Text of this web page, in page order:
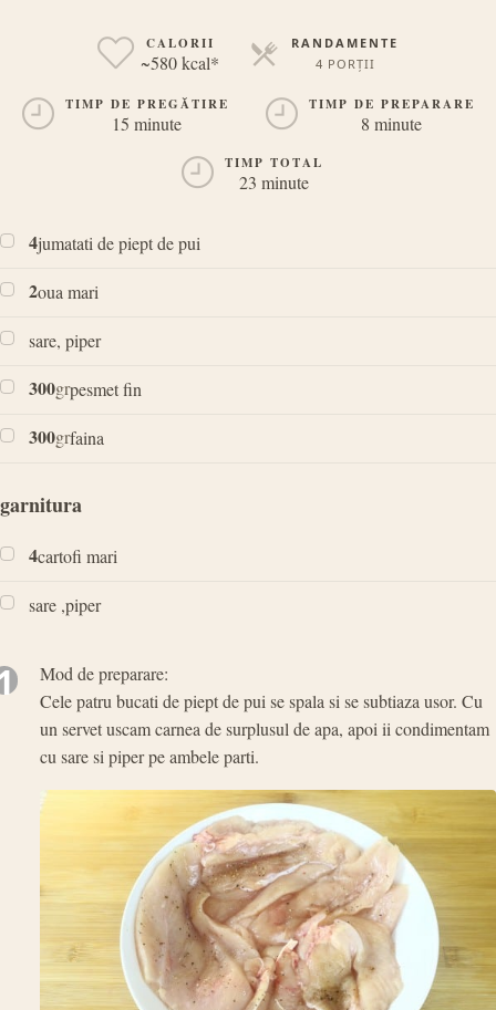
CALORII
~580 kcal*
RANDAMENTE
4 PORȚII
TIMP DE PREGĂTIRE
15 minute
TIMP DE PREPARARE
8 minute
TIMP TOTAL
23 minute
4jumatati de piept de pui
2oua mari
sare, piper
300grpesmet fin
300grfaina
garnitura
4cartofi mari
sare ,piper
Mod de preparare:
Cele patru bucati de piept de pui se spala si se subtiaza usor. Cu
un servet uscam carnea de surplusul de apa, apoi ii condimentam
cu sare si piper pe ambele parti.